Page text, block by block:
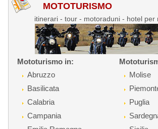
MOTOTURISMO
itinerari - tour - motoraduni - hotel per
Mototurismo in:
Abruzzo
Basilicata
Calabria
Campania
Molise
Puglia